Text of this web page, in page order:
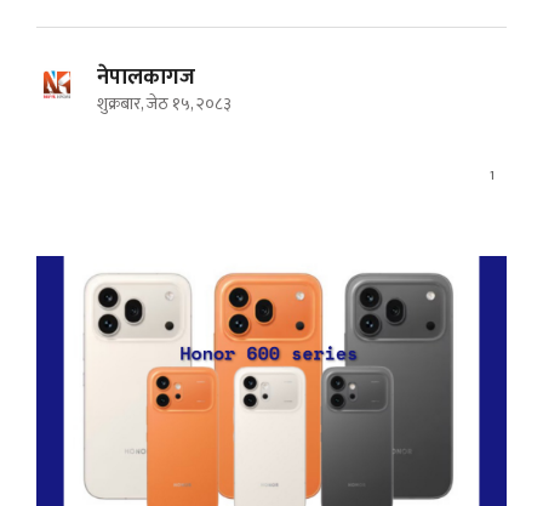
नेपालकागज
शुक्रबार, जेठ १५, २०८३
1